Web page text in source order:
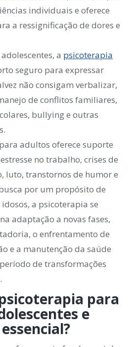
individuais e oferece
a ressignificação de dores e
a psicoterapia
seguro para expressar
não consigam verbalizar,
de conflitos familiares,
bullying e outras
adultos oferece suporte
no trabalho, crises de
luto, transtornos de humor e
por um propósito de
a psicoterapia se
adaptação a novas fases,
o enfrentamento de
e a manutenção da saúde
de transformações
para
e